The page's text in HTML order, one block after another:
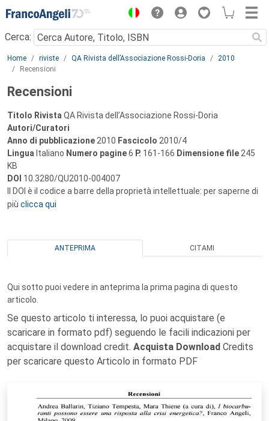
Menu
Cerca:
Main content
Home riviste QA Rivista dell’Associazione Rossi-Doria
2010
Recensioni
Recensioni
Titolo Rivista QA Rivista dell’Associazione Rossi-Doria
Autori/Curatori
Anno di pubblicazione 2010 Fascicolo 2010/4
Lingua Italiano Numero pagine6 P. 161-166 Dimensione file 245
KB
DOI 10.3280/QU2010-004007
Il DOI è il codice a barre della proprietà intellettuale: per saperne di
più clicca qui
ANTEPRIMA CITAMI
Qui sotto puoi vedere in anteprima la prima pagina di questo
articolo.
Se questo articolo ti interessa, lo puoi acquistare (e
scaricare in formato pdf) seguendo le facili indicazioni per
acquistare il download credit. Acquista Download Credits
per scaricare questo Articolo in formato PDF